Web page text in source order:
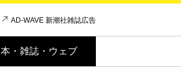
AD-WAVE 新潮社雑誌広告
本・雑誌・ウェブ